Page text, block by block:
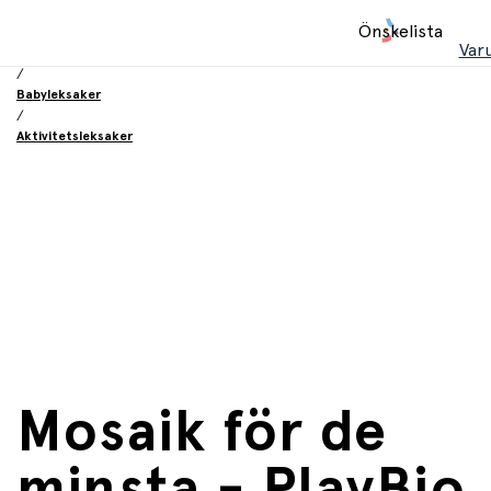
Önskelista
/
Babyleksaker
/
Aktivitetsleksaker
Mosaik för de